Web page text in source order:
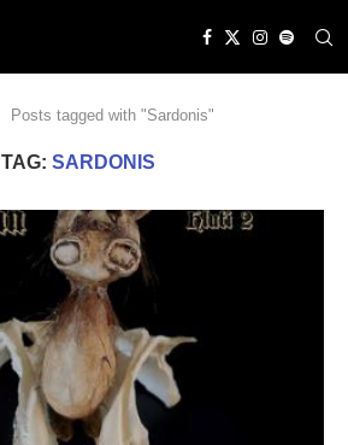
Posts tagged with "Sardonis"
TAG: SARDONIS